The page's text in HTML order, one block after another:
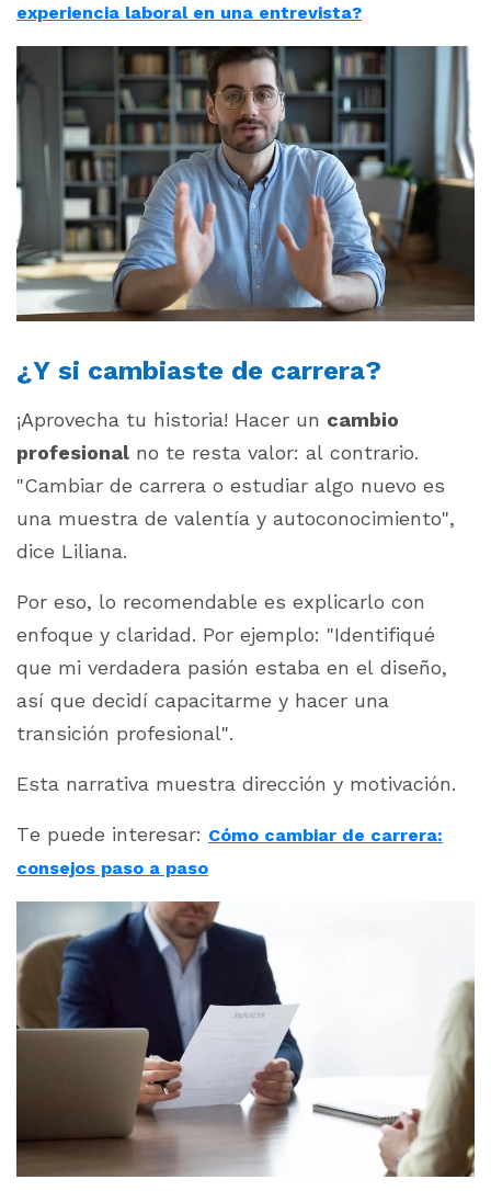
experiencia laboral en una entrevista?
¿Y si cambiaste de carrera?
¡Aprovecha tu historia! Hacer un cambio
profesional no te resta valor: al contrario.
"Cambiar de carrera o estudiar algo nuevo es
una muestra de valentía y autoconocimiento",
dice Liliana.
Por eso, lo recomendable es explicarlo con
enfoque y claridad. Por ejemplo: "Identifiqué
que mi verdadera pasión estaba en el diseño,
así que decidí capacitarme y hacer una
transición profesional".
Esta narrativa muestra dirección y motivación.
Te puede interesar: Cómo cambiar de carrera:
consejos paso a paso